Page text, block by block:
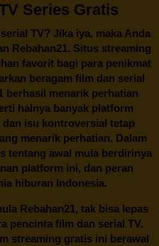
Series Gratis
TV? Jika iya, maka Anda
Rebahan21. Situs streaming
favorit bagi para penikmat
beragam film dan serial
berhasil menarik perhatian
halnya banyak platform
isu kontroversial tetap
menarik perhatian. Dalam
tentang awal mula berdirinya
platform ini, dan peran
hiburan Indonesia.
Rebahan21, tak bisa lepas
pencinta film dan serial TV.
streaming gratis ini berawal